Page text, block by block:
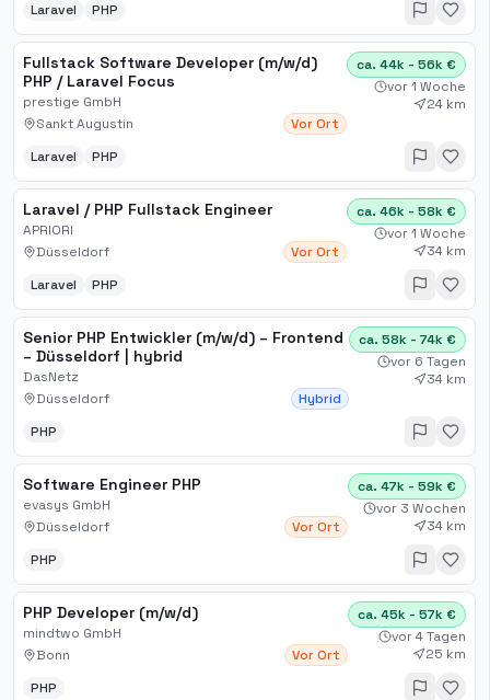
Laravel
PHP
Fullstack Software Developer (m/w/d)
PHP / Laravel Focus
prestige GmbH
Sankt Augustin
Vor Ort
ca. 44k - 56k €
vor 1 Woche
24 km
Laravel PHP
Laravel / PHP Fullstack Engineer
APRIORI
Düsseldorf
Vor Ort
ca. 46k - 58k €
vor 1 Woche
34 km
Laravel
PHP
Senior PHP Entwickler (m/w/d) – Frontend
– Düsseldorf | hybrid
DasNetz
Düsseldorf
Hybrid
ca. 58k - 74k €
vor 6 Tagen
34 km
PHP
Software Engineer PHP
evasys GmbH
Düsseldorf
Vor Ort
ca. 47k - 59k €
vor 3 Wochen
34 km
PHP
PHP Developer (m/w/d)
mindtwo GmbH
Bonn
Vor Ort
ca. 45k - 57k €
vor 4 Tagen
25 km
PHP